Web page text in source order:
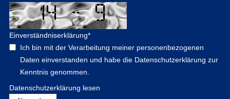
Einverständniserklärung*
Ich bin mit der Verarbeitung meiner personenbezogenen
Daten einverstanden und habe die Datenschutzerklärung zur
Kenntnis genommen.
Datenschutzerklärung lesen